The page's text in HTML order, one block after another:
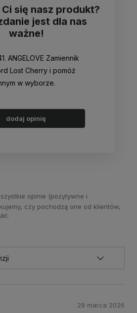
Ci się nasz produkt?
jest dla nas
ważne!
ANGELOVE Zamiennik
Lost Cherry i pomóż
w wyborze.
dodaj opinię
opinie (pozytywne i
czy pochodzą one od klientów,
29 marca 2026